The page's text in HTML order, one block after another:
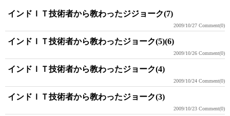
インドＩＴ技術者から教わったジジョーク(7)
2009/10/27 Comment(0)
インドＩＴ技術者から教わったジョーク(5)(6)
2009/10/26 Comment(0)
インドＩＴ技術者から教わったジョーク(4)
2009/10/24 Comment(0)
インドＩＴ技術者から教わったジョーク(3)
2009/10/23 Comment(0)